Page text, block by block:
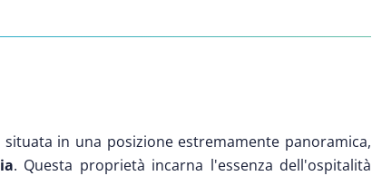
situata in una posizione estremamente panoramica,
. Questa proprietà incarna l'essenza dell'ospitalità